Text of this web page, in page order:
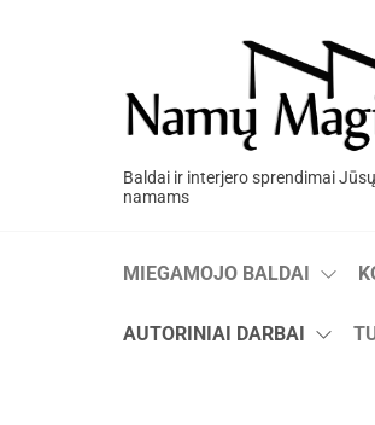
Baldai ir interjero sprendimai Jūsų
namams
MIEGAMOJO BALDAI
AUTORINIAI DARBAI